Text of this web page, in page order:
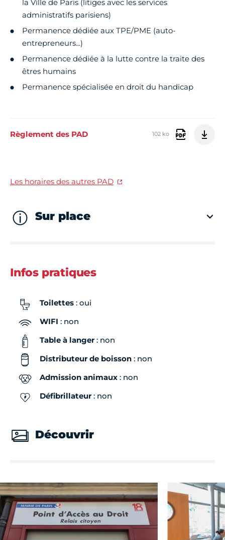
la Ville de Paris (litiges avec les services
administratifs parisiens)
Permanence dédiée aux TPE/PME (auto-
entrepreneurs...)
Permanence dédiée à la lutte contre la traite des
êtres humains
Permanence spécialisée en droit du handicap
Règlement des PAD 102 ko
Les horaires des autres PAD
Sur place
Infos pratiques
Toilettes : oui
WIFI : non
Table à langer: non
Distributeur de boisson : non
Admission animaux : non
Défibrillateur: non
Découvrir